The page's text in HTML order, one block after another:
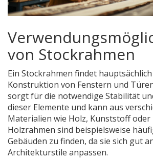
von Stockrahmen
Ein Stockrahmen findet
Konstruktion von Fenstern und
sorgt für die notwendige Stabilität
dieser Elemente und kann aus
Materialien wie Holz, Kunststoff oder
Holzrahmen sind beispielsweise
Gebäuden zu finden, da sie sich gut
Architekturstile anpassen.